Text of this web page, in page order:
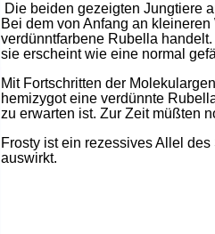
Die beiden gezeigten Jungtiere
Bei dem von Anfang an
verdünntfarbene Rubella
sie erscheint wie eine normal
Mit Fortschritten der
hemizygot eine verdünnte
zu erwarten ist. Zur Zeit müßten
Frosty ist ein rezessives Allel
auswirkt.